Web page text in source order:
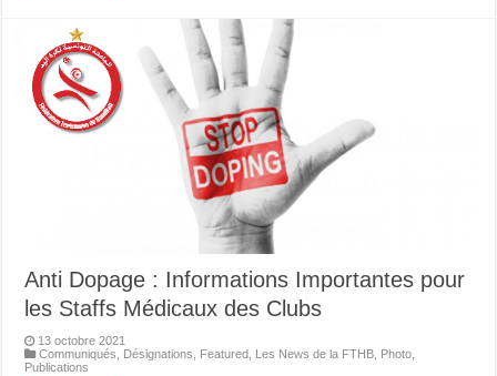
Anti Dopage : Informations Importantes pour
les Staffs Médicaux des Clubs
13 octobre 2021
Communiqués
Désignations Featured Les News de la FTHB Photo
Publications